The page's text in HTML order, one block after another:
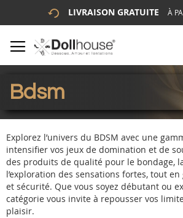
LIVRAISON GRATUITE
À
# ENTREZ AU MOINS 3 CARACTÈRES POUR
# APPUYEZ SUR LA TOUCHE "ENTRER" POUR
RECHERCHE
Bdsm
Explorez l’univers du BDSM avec une
intensifier vos jeux de domination et de
des produits de qualité pour le bondage,
l’exploration des sensations fortes, tout
et sécurité. Que vous soyez débutant ou
catégorie vous invite à repousser vos
plaisir.